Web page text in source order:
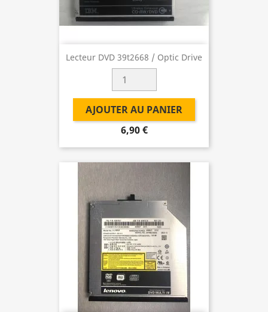
Lecteur DVD 39t2668 / Optic Drive
AJOUTER AU PANIER
6,90 €